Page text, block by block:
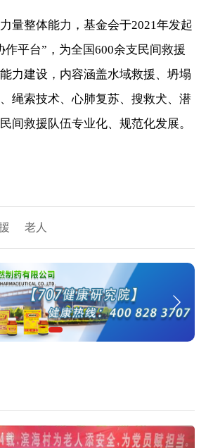
量整体能力，基金会于2021年发起
作平台”，为全国600余支民间救援
力建设，内容涵盖水域救援、坍塌
绳索技术、心肺复苏、搜救犬、潜
间救援队伍专业化、规范化发展。
老人